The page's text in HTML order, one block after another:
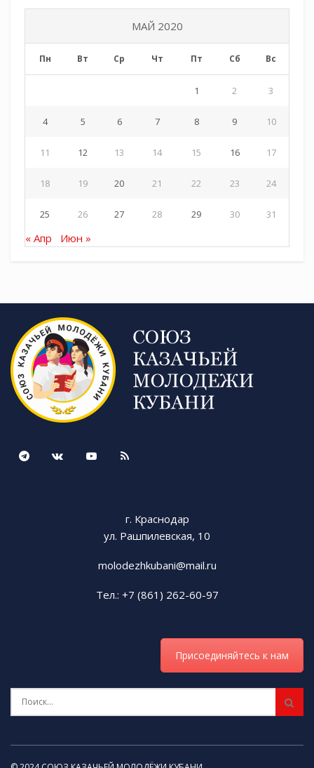
МАЙ 2020
Пн Вт Ср Чт Пт Сб Вс
1 2 3
4 5 6 7 8 9 10
11 12 13 14 15 16 17
18 19 20 21 22 23 24
25 26 27 28 29 30 31
« Апр Июн »
г. Краснодар
ул. Рашпилевская, 10
molodezhkubani@mail.ru
Тел.: +7 (861) 262-60-97
Присоединяйтесь к нам